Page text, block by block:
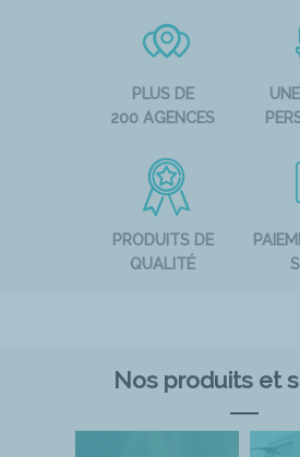
PLUS DE
200 AGENCES
PRODUITS DE
QUALITÉ
Nos produits et